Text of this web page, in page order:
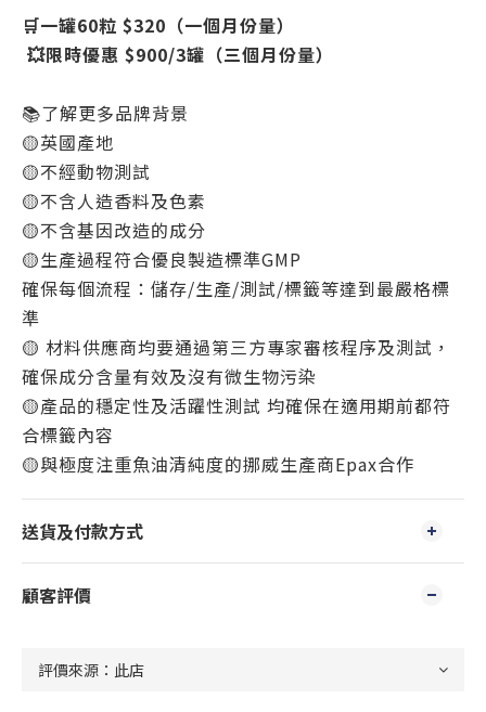
🛒一罐60粒 $320（一個月份量）
💥限時優惠 $900/3罐（三個月份量）
📚了解更多品牌背景
🟡英國產地
🟡不經動物測試
🟡不含人造香料及色素
🟡不含基因改造的成分
🟡生產過程符合優良製造標準GMP
確保每個流程：儲存/生產/測試/標籤等達到最嚴格標
準
🟡 材料供應商均要通過第三方專家審核程序及測試，
確保成分含量有效及沒有微生物污染
🟡產品的穩定性及活躍性測試 均確保在適用期前都符
合標籤內容
🟡與極度注重魚油清純度的挪威生產商Epax合作
送貨及付款方式
顧客評價